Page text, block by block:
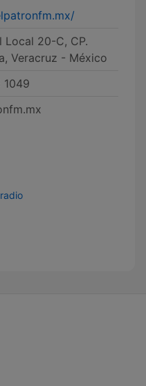
Local 20-C, CP.
Veracruz - México
1049